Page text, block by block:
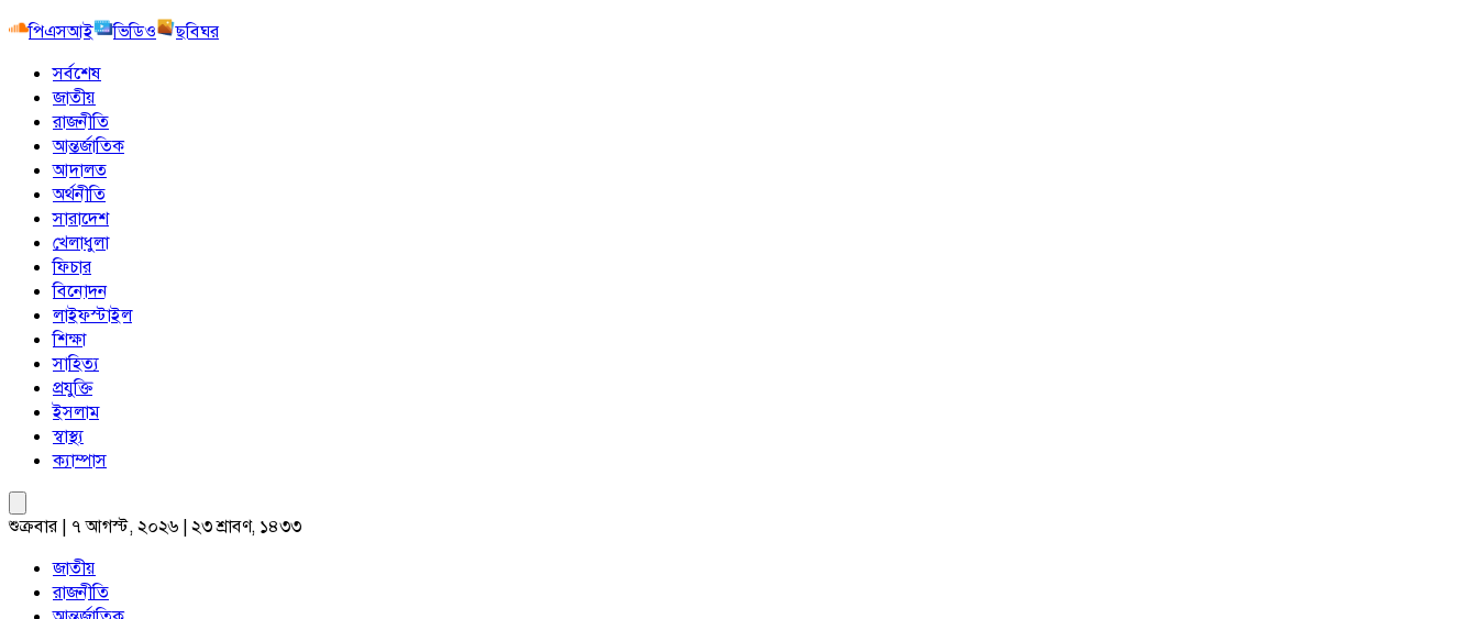
পিএসআই
ভিডিও
ছবিঘর
সর্বশেষ
জাতীয়
রাজনীতি
আন্তর্জাতিক
আদালত
অর্থনীতি
সারাদেশ
খেলাধুলা
ফিচার
বিনোদন
লাইফস্টাইল
শিক্ষা
সাহিত্য
প্রযুক্তি
ইসলাম
স্বাস্থ্য
ক্যাম্পাস
শুক্রবার | ৭ আগস্ট, ২০২৬ | ২৩ শ্রাবণ, ১৪৩৩
জাতীয়
রাজনীতি